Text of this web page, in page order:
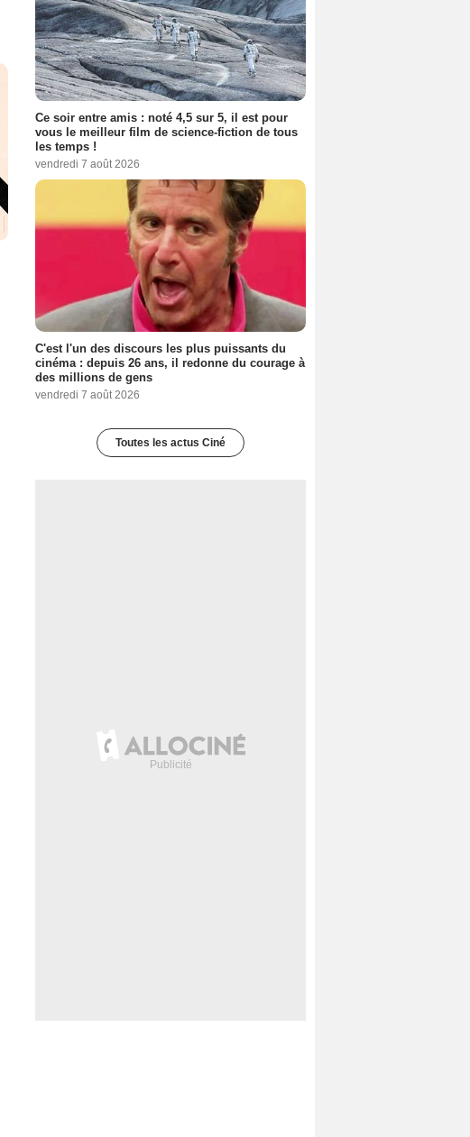
Ce soir entre amis : noté 4,5 sur 5, il est pour
vous le meilleur film de science-fiction de tous
les temps !
vendredi 7 août 2026
C'est l'un des discours les plus puissants du
cinéma : depuis 26 ans, il redonne du courage à
des millions de gens
vendredi 7 août 2026
Toutes les actus Ciné